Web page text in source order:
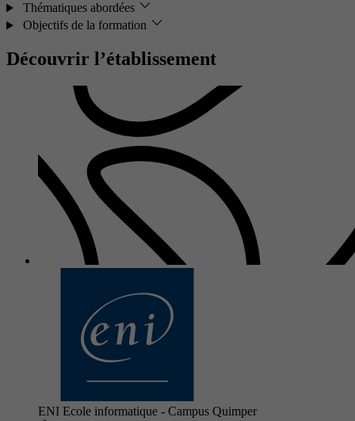
Thématiques abordées
Objectifs de la formation
Découvrir l’établissement
ENI Ecole informatique - Campus Quimper